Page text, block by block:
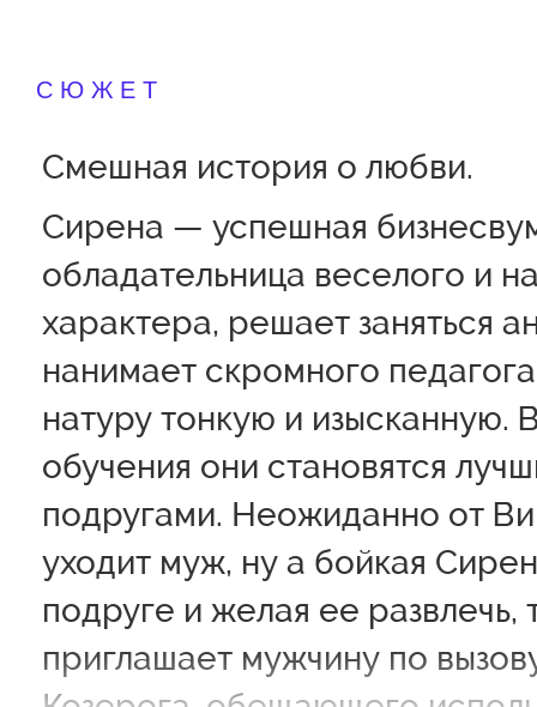
СЮЖЕТ
Смешная история о любви.
Сирена — успешная
обладательница веселого и
характера, решает заняться
нанимает скромного
натуру тонкую и изысканную.
обучения они становятся
подругами. Неожиданно от
уходит муж, ну а бойкая
подруге и желая ее развлечь,
приглашает мужчину по